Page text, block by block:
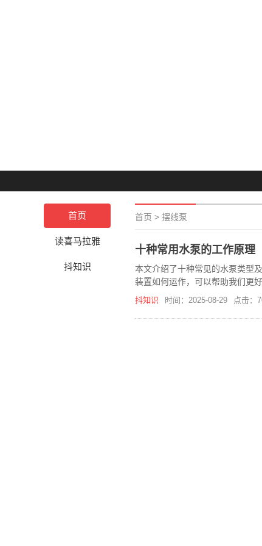
首页
读喜马拉雅
抖知识
首页 > 摆线泵
十种常用水泵的工作原理
本文介绍了十种常见的水泵类型
装置如何运作，可以帮助我们更
抖知识 时间：2025-08-29 点击：